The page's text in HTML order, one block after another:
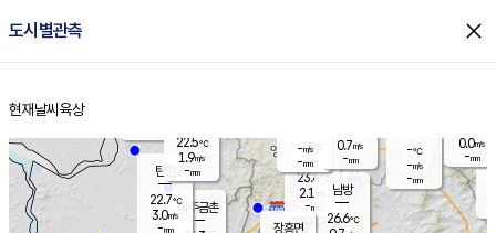
도시별관측 close
홈
현재날씨 육상
양주
23.4℃
2.1
-mm
파주금촌
-℃
-m/s
-mm
탄현
22.7℃
3.0m/s
-mm
0.0m/s
-mm
남방
26.6℃
장흥면
-m/s
-mm
22.5℃
1.9m/s
-mm
0.7m/s
-mm